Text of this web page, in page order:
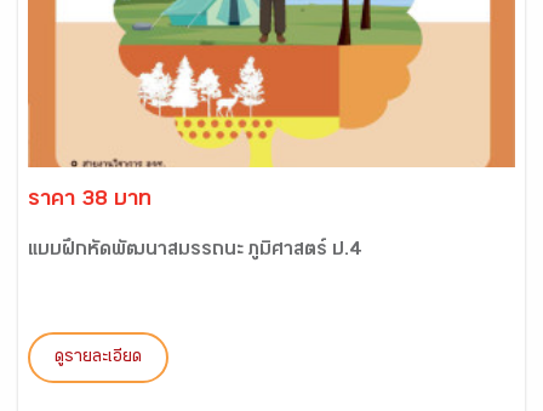
ราคา 38 บาท
แบบฝึกหัดพัฒนาสมรรถนะ ภูมิศาสตร์ ป.4
ดูรายละเอียด